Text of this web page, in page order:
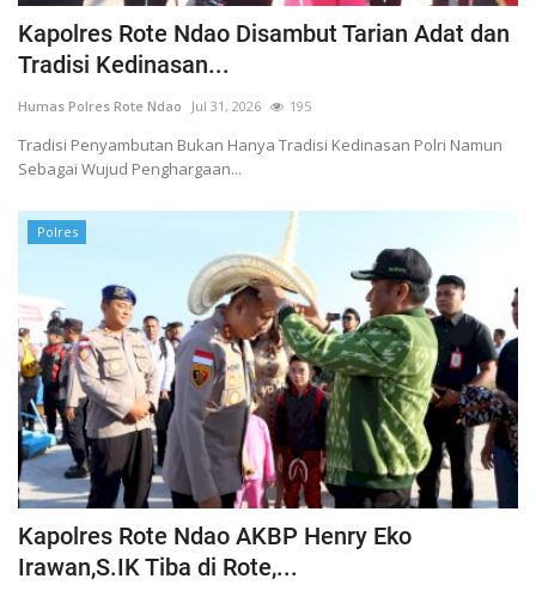
Kapolres Rote Ndao Disambut Tarian Adat dan
Tradisi Kedinasan...
Humas Polres Rote Ndao Jul 31, 2026 195
Tradisi Penyambutan Bukan Hanya Tradisi Kedinasan Polri Namun
Sebagai Wujud Penghargaan...
Polres
Kapolres Rote Ndao AKBP Henry Eko
Irawan,S.IK Tiba di Rote,...